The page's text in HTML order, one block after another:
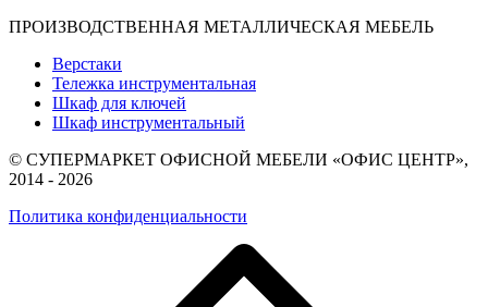
ПРОИЗВОДСТВЕННАЯ МЕТАЛЛИЧЕСКАЯ МЕБЕЛЬ
Верстаки
Тележка инструментальная
Шкаф для ключей
Шкаф инструментальный
© СУПЕРМАРКЕТ ОФИСНОЙ МЕБЕЛИ «ОФИС ЦЕНТР»,
2014 - 2026
Политика конфиденциальности